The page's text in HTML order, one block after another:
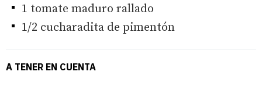
1 tomate maduro rallado
1/2 cucharadita de pimentón
A TENER EN CUENTA